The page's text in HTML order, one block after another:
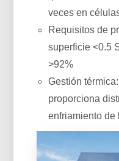
veces en
Requisitos de
superficie <0.5
>92%
Gestión
proporciona
enfriamiento de